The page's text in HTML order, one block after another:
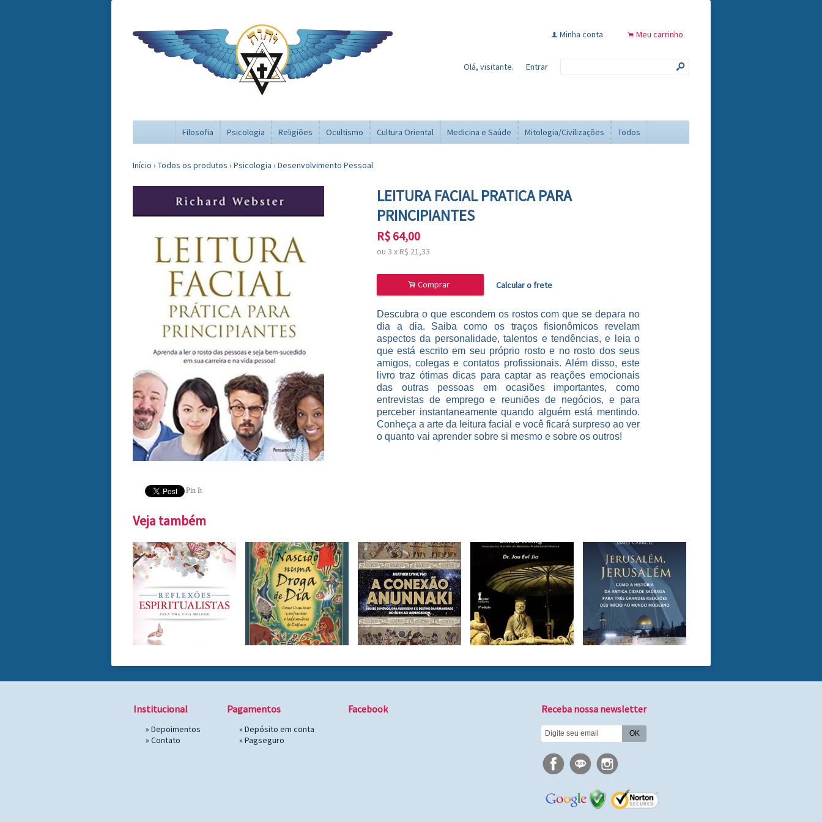
f Minha conta . Meu carrinho
Olá, visitante. Entrar s
Filosofia Psicologia Religiões Ocultismo Cultura Oriental Medicina e Saúde Mitologia/Civilizações Todos
Início › Todos os produtos › Psicologia › Desenvolvimento Pessoal
Pin It
LEITURA FACIAL PRATICA PARA
PRINCIPIANTES
R$ 64,00
ou 3 x R$ 21,33
. Comprar Calcular o frete
Descubra o que escondem os rostos com que se depara no
dia a dia. Saiba como os traços fisionômicos revelam
aspectos da personalidade, talentos e tendências, e leia o
que está escrito em seu próprio rosto e no rosto dos seus
amigos, colegas e contatos profissionais. Além disso, este
livro traz ótimas dicas para captar as reações emocionais
das outras pessoas em ocasiões importantes, como
entrevistas de emprego e reuniões de negócios, e para
perceber instantaneamente quando alguém está mentindo.
Conheça a arte da leitura facial e você ficará surpreso ao ver
o quanto vai aprender sobre si mesmo e sobre os outros!
Veja também
Institucional
» Depoimentos
» Contato
Pagamentos
» Depósito em conta
» Pagseguro
Facebook Receba nossa newsletter